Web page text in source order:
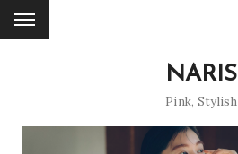
NARIS
Pink, Stylish